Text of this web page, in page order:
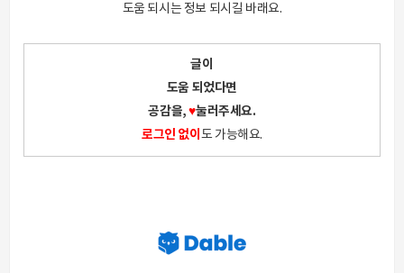
도움 되시는 정보 되시길 바래요.
글이
도움 되었다면
공감을,♥눌러주세요.
로그인 없이 도 가능해요.